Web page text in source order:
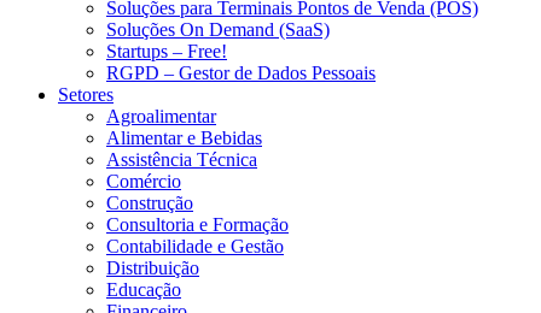
Soluções para Terminais Pontos de Venda (POS)
Soluções On Demand (SaaS)
Startups – Free!
RGPD – Gestor de Dados Pessoais
Setores
Agroalimentar
Alimentar e Bebidas
Assistência Técnica
Comércio
Construção
Consultoria e Formação
Contabilidade e Gestão
Distribuição
Educação